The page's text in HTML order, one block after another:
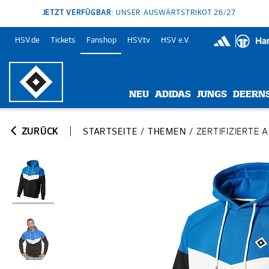
JETZT VERFÜGBAR: UNSER AUSWÄRTSTRIKOT 26/27
HSV.de Tickets Fanshop HSV.tv HSV e.V.
NEU ADIDAS JUNGS
ZURÜCK STARTSEITE / THEMEN / ZERTIFIZIERTE